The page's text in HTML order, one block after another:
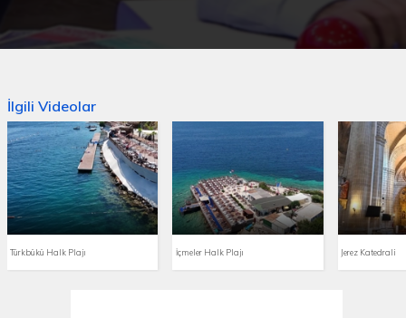
İlgili Videolar
Türkbükü Halk Plajı İçmeler Halk Plajı Jerez Katedrali